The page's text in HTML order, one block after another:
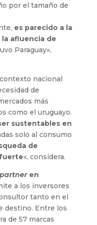
por el tamaño de
es parecido a la
afluencia de
Paraguay»,
nacional
de
más
como el uruguayo.
sustentables en
solo al consumo
de
«, considera.
partneren
a los inversores
tanto en el
destino. Entre los
de 57 marcas